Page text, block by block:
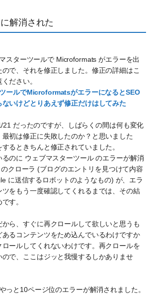
解消された
スターツールで Microformats がエラーを出
で、それを修正しました。修正の詳細はこ
ださい。
ールでMicroformatsがエラーになるとSEO
いけどとりあえず修正だけはしてみた
21 だったのですが、しばらくの間は何も変化
初は修正に失敗したのか？と思いました
るときちんと修正されていました。
のに ウェブマスターツール のエラーが解消
クローラ (ブログのエントリを見つけて内容
に送信するロボットのようなもの) が、エラ
をもう一度確認してくれるまでは、その結
す。
ら、すぐに再クロールして欲しいと思うも
るコンテンツをため込んでいるわけですか
ロールしてくれないわけです。再クロールを
で、ここはジッと我慢するしかありませ
っと10ページ位のエラーが解消されました。